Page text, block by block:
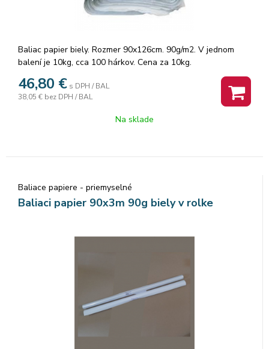
Baliac papier biely. Rozmer 90x126cm. 90g/m2. V jednom
balení je 10kg, cca 100 hárkov. Cena za 10kg.
46,80 € s DPH / BAL
38,05 € bez DPH / BAL
Na sklade
Baliace papiere - priemyselné
Baliaci papier 90x3m 90g biely v rolke